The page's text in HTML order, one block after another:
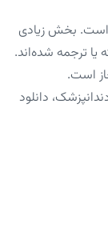
بخش زیادی
ترجمه شده‌اند.
است.
دانلود